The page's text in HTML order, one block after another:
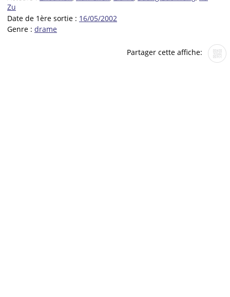
Zu
Date de 1ère sortie : 16/05/2002
Genre : drame
Partager cette affiche: